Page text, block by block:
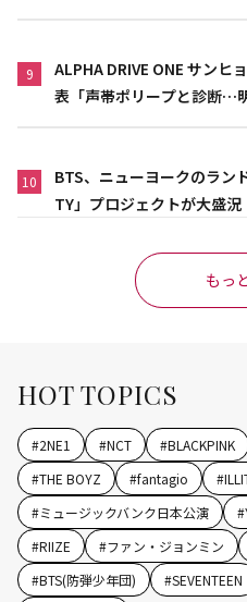
9
ALPHA DRIVE ONE サンヒ
表「声帯ポリープと診断…
10
BTS、ニューヨークのラン
TY」プロジェクトが大盛況
もっ
HOT TOPICS
#2NE1 #NCT #BLACKPINK
#THE BOYZ #fantagio #
#ミュージックバンク日本公演 #
#RIIZE #ファン・ジョンミン
#BTS(防弾少年団) #SEVENTEEN